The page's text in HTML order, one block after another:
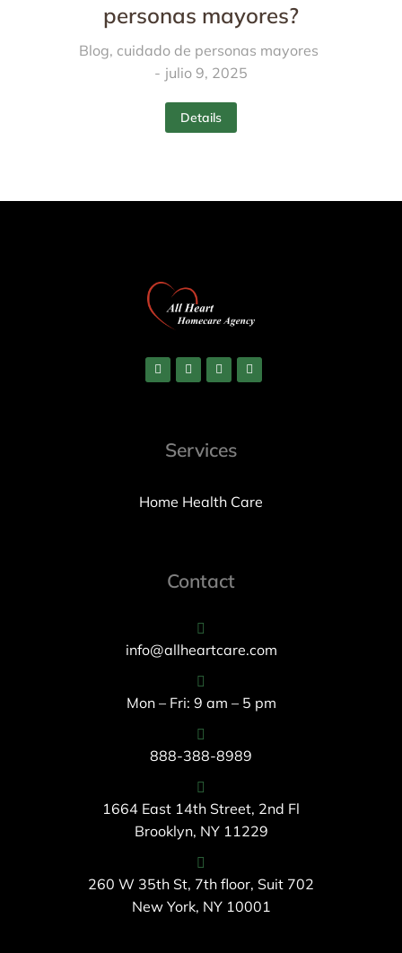
personas mayores?
Blog, cuidado de personas mayores
julio 9, 2025
Details
Services
Home Health Care
Contact
info@allheartcare.com
Mon – Fri: 9 am – 5 pm
888-388-8989
1664 East 14th Street, 2nd Fl
Brooklyn, NY 11229
260 W 35th St, 7th floor, Suit 702
New York, NY 10001